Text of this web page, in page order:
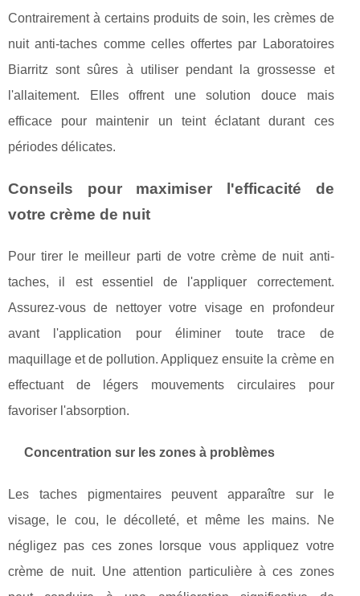
Contrairement à certains produits de soin, les crèmes de
nuit anti-taches comme celles offertes par Laboratoires
Biarritz sont sûres à utiliser pendant la grossesse et
l'allaitement. Elles offrent une solution douce mais
efficace pour maintenir un teint éclatant durant ces
périodes délicates.
Conseils pour maximiser l'efficacité de
votre crème de nuit
Pour tirer le meilleur parti de votre crème de nuit anti-
taches, il est essentiel de l'appliquer correctement.
Assurez-vous de nettoyer votre visage en profondeur
avant l'application pour éliminer toute trace de
maquillage et de pollution. Appliquez ensuite la crème en
effectuant de légers mouvements circulaires pour
favoriser l'absorption.
Concentration sur les zones à problèmes
Les taches pigmentaires peuvent apparaître sur le
visage, le cou, le décolleté, et même les mains. Ne
négligez pas ces zones lorsque vous appliquez votre
crème de nuit. Une attention particulière à ces zones